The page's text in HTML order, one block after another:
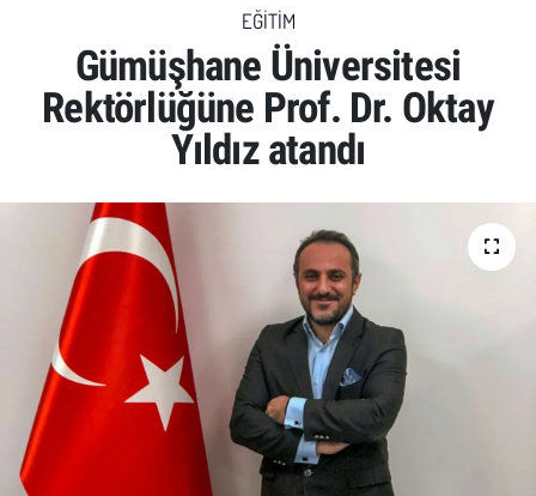
EĞITIM
Gümüşhane Üniversitesi
Rektörlüğüne Prof. Dr. Oktay
Yıldız atandı
Ekonomi
Yerel Haberler
Eğitim
Sağlık
Kadın
Süper Lig Puan Durumu ve Fikstür
Tüm Manşetler
Son Dakika Haberleri
Haber Arşivi